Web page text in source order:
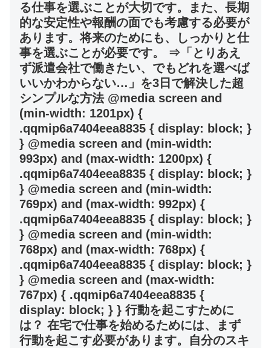
る仕事を選ぶことが大切です。また、長期
的な安定性や報酬の面でも考慮する必要が
あります。将来のためにも、しっかりと仕
事を選ぶことが必要です。 ⇒「とりあえ
ず派遣会社で働きたい、でもどれを選べば
いいかわからない…」を3日で解決した超
シンプルな方法 @media screen and
(min-width: 1201px) {
.qqmip6a7404eea8835 { display: block; }
} @media screen and (min-width:
993px) and (max-width: 1200px) {
.qqmip6a7404eea8835 { display: block; }
} @media screen and (min-width:
769px) and (max-width: 992px) {
.qqmip6a7404eea8835 { display: block; }
} @media screen and (min-width:
768px) and (max-width: 768px) {
.qqmip6a7404eea8835 { display: block; }
} @media screen and (max-width:
767px) { .qqmip6a7404eea8835 {
display: block; } } 行動を起こすために
は？ 在宅で仕事を始めるためには、まず
行動を起こす必要があります。自分のスキ